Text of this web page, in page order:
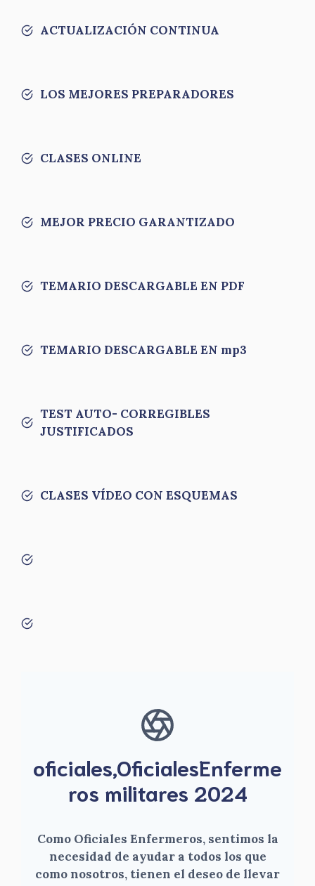
ACTUALIZACIÓN CONTINUA
LOS MEJORES PREPARADORES
CLASES ONLINE
MEJOR PRECIO GARANTIZADO
TEMARIO DESCARGABLE EN PDF
TEMARIO DESCARGABLE EN mp3
TEST AUTO- CORREGIBLES
JUSTIFICADOS
CLASES VÍDEO CON ESQUEMAS
oficiales,OficialesEnferme
ros militares 2024
Como Oficiales Enfermeros, sentimos la
necesidad de ayudar a todos los que
como nosotros, tienen el deseo de llevar